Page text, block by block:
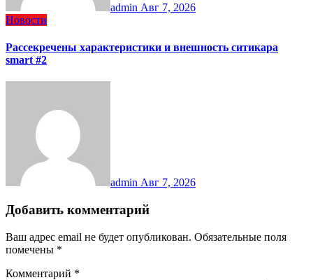
admin Авг 7, 2026
Новости
Рассекречены характеристики и внешность ситикара
smart #2
admin Авг 7, 2026
Добавить комментарий
Ваш адрес email не будет опубликован. Обязательные поля
помечены *
Комментарий *